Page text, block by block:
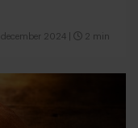
december 2024 2 min